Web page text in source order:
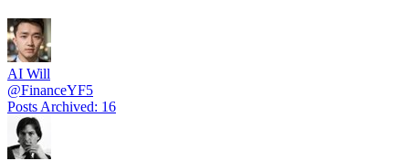
AI Will
@FinanceYF5
Posts Archived: 16